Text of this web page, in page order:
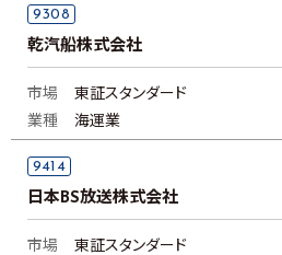
9308
乾汽船株式会社
市場
東証スタンダード
業種
海運業
9414
日本BS放送株式会社
市場
東証スタンダード